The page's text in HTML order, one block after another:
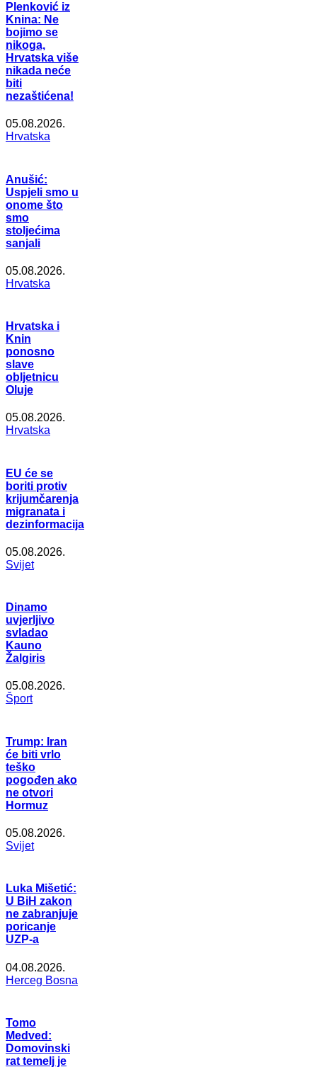
Plenković iz
Knina: Ne
bojimo se
nikoga,
Hrvatska više
nikada neće
biti
nezaštićena!
05.08.2026.
Hrvatska
Anušić:
Uspjeli smo u
onome što
smo
stoljećima
sanjali
05.08.2026.
Hrvatska
Hrvatska i
Knin
ponosno
slave
obljetnicu
Oluje
05.08.2026.
Hrvatska
EU će se
boriti protiv
krijumčarenja
migranata i
dezinformacija
05.08.2026.
Svijet
Dinamo
uvjerljivo
svladao
Kauno
Žalgiris
05.08.2026.
Šport
Trump: Iran
će biti vrlo
teško
pogođen ako
ne otvori
Hormuz
05.08.2026.
Svijet
Luka Mišetić:
U BiH zakon
ne zabranjuje
poricanje
UZP-a
04.08.2026.
Herceg Bosna
Tomo
Medved:
Domovinski
rat temelj je